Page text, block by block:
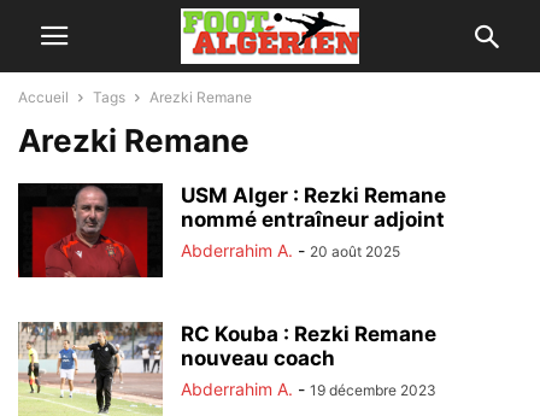
Accueil Tags Arezki Remane
Arezki Remane
USM Alger : Rezki Remane
nommé entraîneur adjoint
Abderrahim A. - 20 août 2025
RC Kouba : Rezki Remane
nouveau coach
Abderrahim A. - 19 décembre 2023